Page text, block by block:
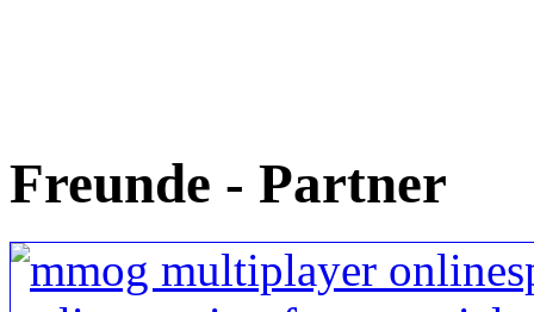
Freunde - Partner